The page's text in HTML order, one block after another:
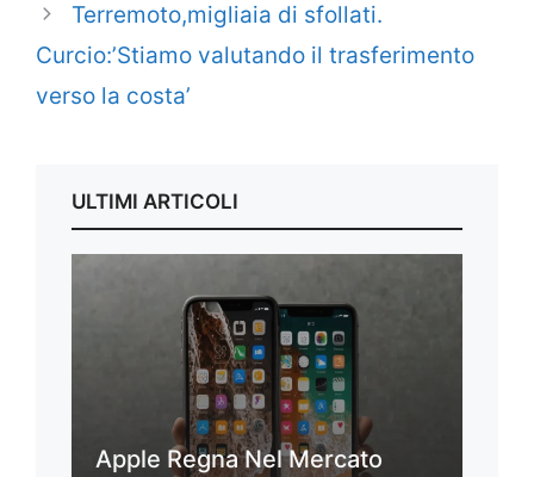
Terremoto,migliaia di sfollati.
Curcio:’Stiamo valutando il trasferimento
verso la costa’
ULTIMI ARTICOLI
Apple Regna Nel Mercato